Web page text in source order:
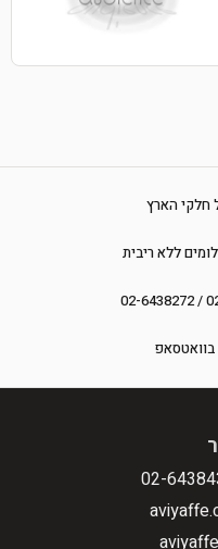
חלקי הארץ
ללא ריבית
בוואטסאפ
02-